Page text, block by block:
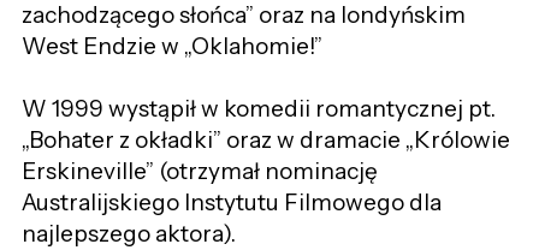
zachodzącego słońca” oraz na londyńskim
West Endzie w „Oklahomie!”
W 1999 wystąpił w komedii romantycznej pt.
„Bohater z okładki” oraz w dramacie „Królowie
Erskineville” (otrzymał nominację
Australijskiego Instytutu Filmowego dla
najlepszego aktora).